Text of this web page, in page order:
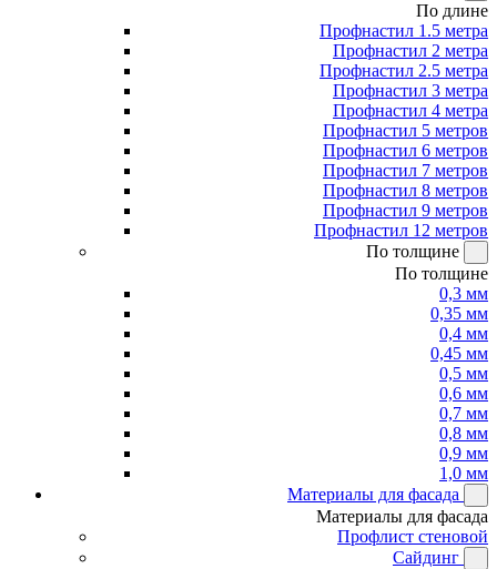
По длине
Профнастил 1.5 метра
Профнастил 2 метра
Профнастил 2.5 метра
Профнастил 3 метра
Профнастил 4 метра
Профнастил 5 метров
Профнастил 6 метров
Профнастил 7 метров
Профнастил 8 метров
Профнастил 9 метров
Профнастил 12 метров
По толщине
По толщине
0,3 мм
0,35 мм
0,4 мм
0,45 мм
0,5 мм
0,6 мм
0,7 мм
0,8 мм
0,9 мм
1,0 мм
Материалы для фасада
Материалы для фасада
Профлист стеновой
Сайдинг